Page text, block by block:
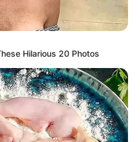
Hilarious 20 Photos